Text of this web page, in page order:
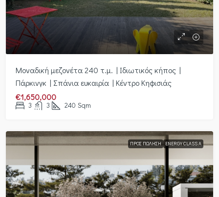
Μοναδική μεζονέτα 240 τ.μ. | Ιδιωτικός κήπος |
Πάρκινγκ | Σπάνια ευκαιρία | Κέντρο Κηφισιάς
€1,650,000
3 3 240 Sqm
ΠΡΟΣ ΠΏΛΗΣΗ ENERGY CLASS A